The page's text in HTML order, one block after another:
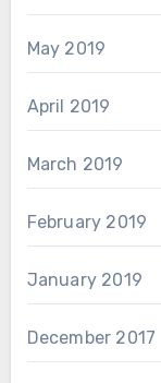
May 2019
April 2019
March 2019
February 2019
January 2019
December 2017